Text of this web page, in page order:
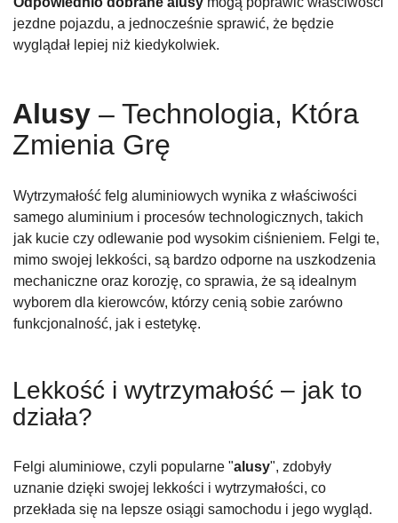
jezdne pojazdu, a jednocześnie sprawić, że będzie
wyglądał lepiej niż kiedykolwiek.
Alusy – Technologia, Która
Zmienia Grę
Wytrzymałość felg aluminiowych wynika z właściwości
samego aluminium i procesów technologicznych, takich
jak kucie czy odlewanie pod wysokim ciśnieniem. Felgi te,
mimo swojej lekkości, są bardzo odporne na uszkodzenia
mechaniczne oraz korozję, co sprawia, że są idealnym
wyborem dla kierowców, którzy cenią sobie zarówno
funkcjonalność, jak i estetykę.
Lekkość i wytrzymałość – jak to
działa?
Felgi aluminiowe, czyli popularne "alusy", zdobyły
uznanie dzięki swojej lekkości i wytrzymałości, co
przekłada się na lepsze osiągi samochodu i jego wygląd.